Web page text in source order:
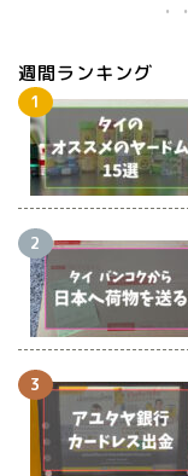
週間ランキング